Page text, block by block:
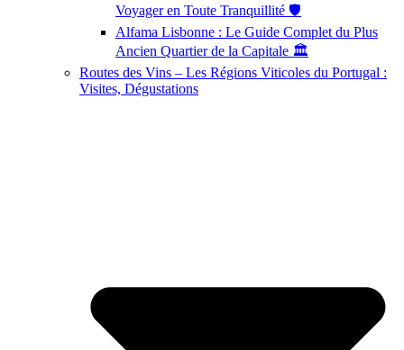
Voyager en Toute Tranquillité 🛡️
Alfama Lisbonne : Le Guide Complet du Plus
Ancien Quartier de la Capitale 🏛️
Routes des Vins – Les Régions Viticoles du Portugal :
Visites, Dégustations